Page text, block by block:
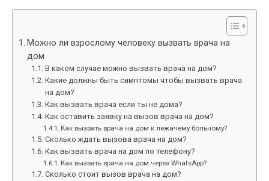
Можно ли взрослому человеку вызвать врача на
дом
В каком случае можно вызвать врача на дом?
Какие должны быть симптомы чтобы вызвать врача
на дом?
Как вызвать врача если ты не дома?
Как оставить заявку на вызов врача на дом?
Как вызвать врача на дом к лежачему больному?
Сколько ждать вызова врача на дом?
Как вызвать врача на дом по телефону?
Как вызвать врача на дом через WhatsApp?
Сколько стоит вызов врача на дом?